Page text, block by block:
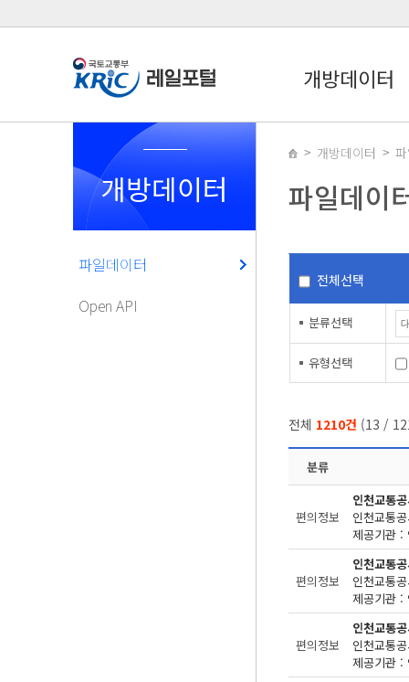
개방데이터
개방데이터
파일데이터
Open API
개방데이터
파일데이
전체선택
분류선택
유형선택
전체 1210건 (13 /
분류
편의정보
인천교통
제공기관 :
편의정보
인천교통
제공기관 :
편의정보
인천교통
제공기관 :